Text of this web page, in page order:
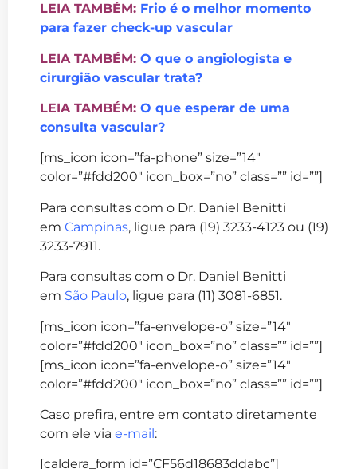
LEIA TAMBÉM: Frio é o melhor momento
para fazer check-up vascular
LEIA TAMBÉM: O que o angiologista e
cirurgião vascular trata?
LEIA TAMBÉM: O que esperar de uma
consulta vascular?
[ms_icon icon=”fa-phone” size=”14″
color=”#fdd200″ icon_box=”no” class=”” id=””]
Para consultas com o Dr. Daniel Benitti
em Campinas, ligue para (19) 3233-4123 ou (19)
3233-7911.
Para consultas com o Dr. Daniel Benitti
em São Paulo, ligue para (11) 3081-6851.
[ms_icon icon=”fa-envelope-o” size=”14″
color=”#fdd200″ icon_box=”no” class=”” id=””]
[ms_icon icon=”fa-envelope-o” size=”14″
color=”#fdd200″ icon_box=”no” class=”” id=””]
Caso prefira, entre em contato diretamente
com ele via e-mail:
[caldera_form id=”CF56d18683ddabc”]